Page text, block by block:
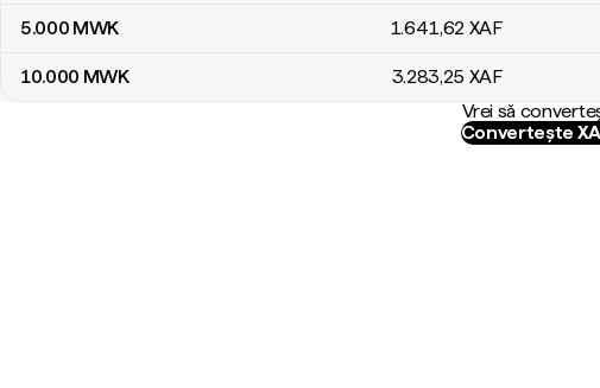
5.000 MWK 1.641,62 XAF
10.000 MWK 3.283,25 XAF
Vrei să
Convertește